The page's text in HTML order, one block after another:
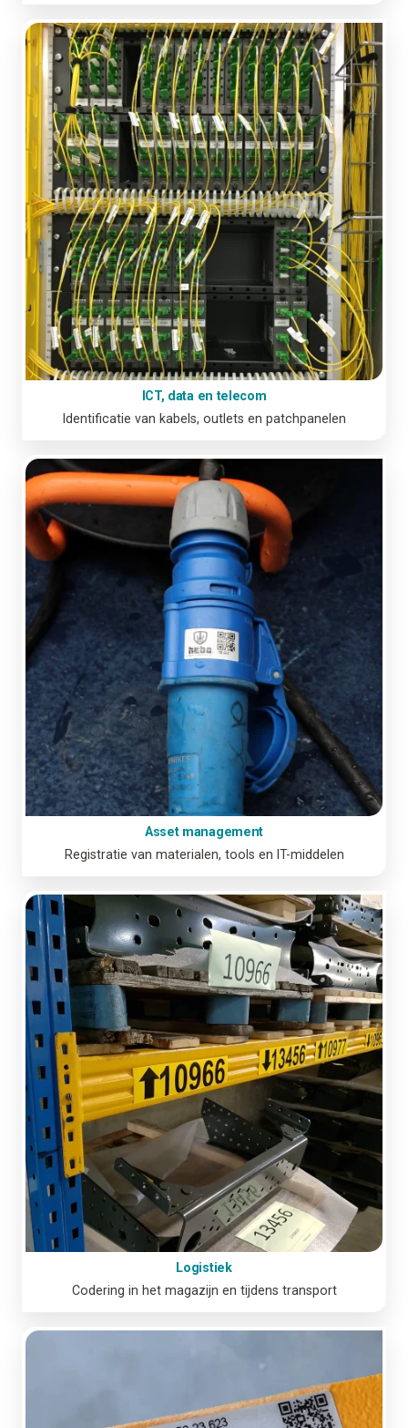
ICT, data en telecom
Identificatie van kabels, outlets en patchpanelen
Asset management
Registratie van materialen, tools en IT-middelen
Logistiek
Codering in het magazijn en tijdens transport